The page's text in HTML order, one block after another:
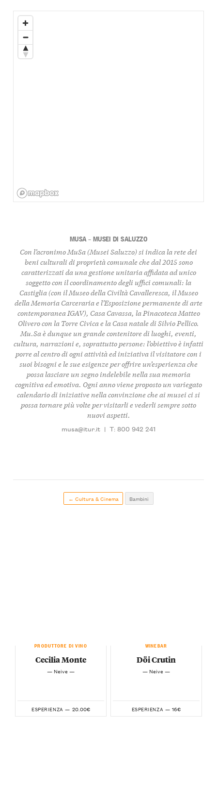
MUSA – MUSEI DI SALUZZO
Con l’acronimo MuSa (Musei Saluzzo) si indica la rete dei
beni culturali di proprietà comunale che dal 2015 sono
caratterizzati da una gestione unitaria affidata ad unico
soggetto con il coordinamento degli uffici comunali: la
Castiglia (con il Museo della Civiltà Cavalleresca, il Museo
della Memoria Carceraria e l’Esposizione permanente di arte
contemporanea IGAV), Casa Cavassa, la Pinacoteca Matteo
Olivero con la Torre Civica e la Casa natale di Silvio Pellico.
Mu.Sa è dunque un grande contenitore di luoghi, eventi,
cultura, narrazioni e, soprattutto persone: l’obiettivo è infatti
porre al centro di ogni attività ed iniziativa il visitatore con i
suoi bisogni e le sue esigenze per offrire un’esperienza che
possa lasciare un segno indelebile nella sua memoria
cognitiva ed emotiva. Ogni anno viene proposto un variegato
calendario di iniziative nella convinzione che ai musei ci si
possa tornare più volte per visitarli e vederli sempre sotto
nuovi aspetti.
musa@itur.it | T: 800 942 241
← Cultura & Cinema Bambini
PRODUTTORE DI VINO
Cecilia Monte
— Neive —
ESPERIENZA — 20.00€
WINEBAR
Döi Crutin
— Neive —
ESPERIENZA — 16€